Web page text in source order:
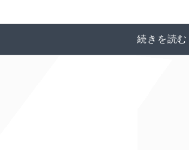
続きを読